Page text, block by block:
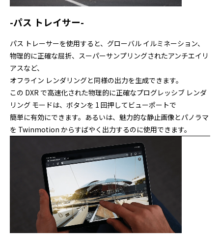
-パス トレイサー-
パス トレーサーを使用すると、グローバル イルミネーション、
物理的に正確な屈折、スーパーサンプリングされたアンチエイリ
アスなど、
オフライン レンダリングと同様の出力を生成できます。
この DXR で高速化された物理的に正確なプログレッシブ レンダ
リング モードは、ボタンを 1 回押してビューポートで
簡単に有効にできます。あるいは、魅力的な静止画像とパノラマ
を Twinmotion からすばやく出力するのに使用できます。